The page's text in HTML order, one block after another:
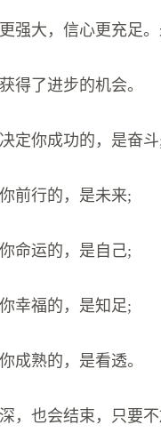
强大，信心更充足
得了进步的机会。
定你成功的，是奋
前行的，是未来;
命运的，是自己;
幸福的，是知足;
成熟的，是看透。
，也会结束，只要不